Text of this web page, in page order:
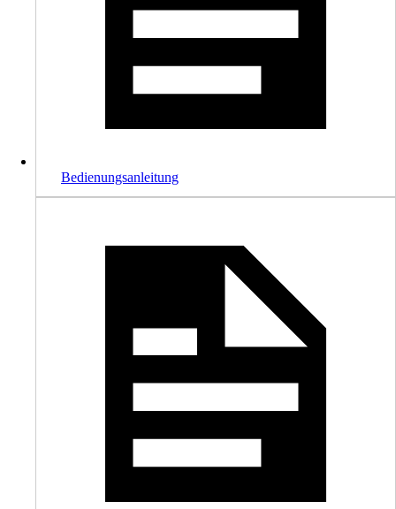
Bedienungsanleitung